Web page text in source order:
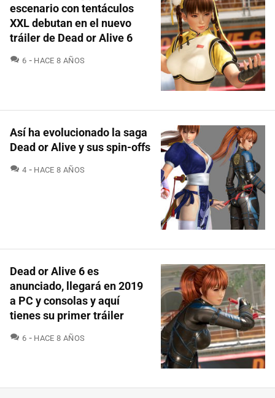
escenario con tentáculos
XXL debutan en el nuevo
tráiler de Dead or Alive 6
6 COMENTARIOS
HACE 8 AÑOS
Así ha evolucionado la saga
Dead or Alive y sus spin-offs
4 COMENTARIOS
HACE 8 AÑOS
Dead or Alive 6 es
anunciado, llegará en 2019
a PC y consolas y aquí
tienes su primer tráiler
6 COMENTARIOS
HACE 8 AÑOS